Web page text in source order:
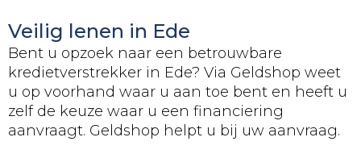
Veilig lenen in Ede
Bent u opzoek naar een betrouwbare
kredietverstrekker in Ede? Via Geldshop weet
u op voorhand waar u aan toe bent en heeft u
zelf de keuze waar u een financiering
aanvraagt. Geldshop helpt u bij uw aanvraag.